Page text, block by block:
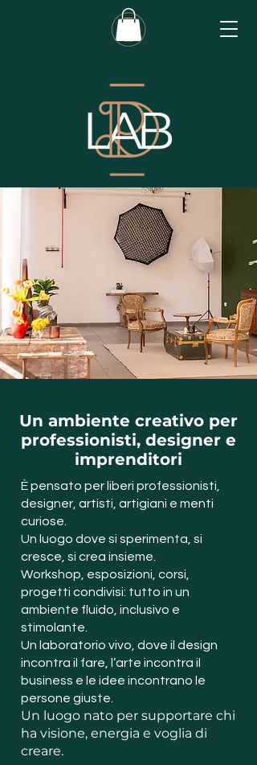
Un ambiente creativo per
professionisti, designer e
imprenditori
È pensato per liberi professionisti,
designer, artisti, artigiani e menti
curiose.
Un luogo dove si sperimenta, si
cresce, si crea insieme.
Workshop, esposizioni, corsi,
progetti condivisi: tutto in un
ambiente fluido, inclusivo e
stimolante.
Un laboratorio vivo, dove il design
incontra il fare, l’arte incontra il
business e le idee incontrano le
persone giuste.
Un luogo nato per supportare chi
ha visione, energia e voglia di
creare.